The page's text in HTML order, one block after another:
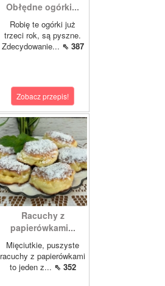
Obłędne ogórki...
Robię te ogórki już
trzeci rok, są pyszne.
Zdecydowanie... ⇖ 387
Zobacz przepis!
Racuchy z
papierówkami...
Mięciutkie, puszyste
racuchy z papierówkami
to jeden z... ⇖ 352